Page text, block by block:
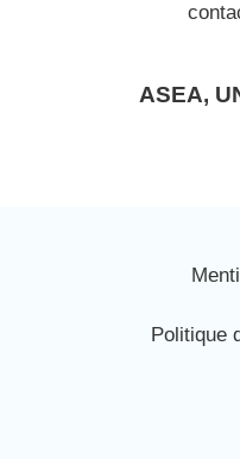
ASEA,
Politique